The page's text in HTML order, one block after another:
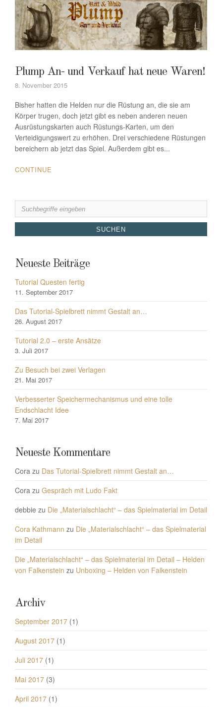
Plump An- und Verkauf hat neue Waren!
8. November 2015
Bisher hatten die Helden nur die Rüstung an, die sie am
Körper trugen, doch jetzt gibt es neben anderen neuen
Ausrüstungskarten auch Rüstungs-Karten, um den
Verteidigungswert zu erhöhen. Drei verschiedene Rüstungen
bereichern ab jetzt das Spiel. Außerdem gibt es...
CONTINUE
Search
for:
Neueste Beiträge
Tutorial Questen fertig
11. September 2017
Das Tutorial-Spielbrett nimmt Gestalt an…
26. August 2017
Tutorial 2.0 – erste Ansätze
3. Juli 2017
Zu Besuch bei zwei Verlagen
21. Mai 2017
Verbesserter Speichermechanismus und eine tolle
Endschlacht Idee
7. Mai 2017
Neueste Kommentare
Cora zu Das Tutorial-Spielbrett nimmt Gestalt an…
Cora zu Gespräch mit Ludo Fakt
debbie zu Die „Materialschlacht“ – das Spielmaterial im Detail
Cora Kathmann zu Die „Materialschlacht“ – das Spielmaterial
im Detail
Die „Materialschlacht“ – das Spielmaterial im Detail – Helden
von Falkenstein zu Unboxing – Helden von Falkenstein
Archiv
September 2017 (1)
August 2017 (1)
Juli 2017 (1)
Mai 2017 (3)
April 2017 (1)